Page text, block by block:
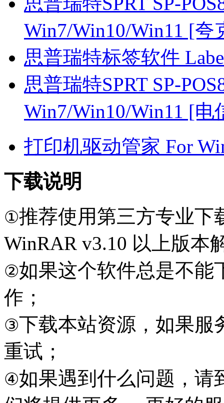
Win7/Win10/Win11 [夸
思普瑞特标签软件
思普瑞特SPRT SP-
Win7/Win10/Win11 [电
打印机驱动管家 For
下载说明
①推荐使用第三方专业下
WinRAR v3.10 以上版本
②如果这个软件总是不能
作；
③下载本站资源，如果服
重试；
④如果遇到什么问题，请